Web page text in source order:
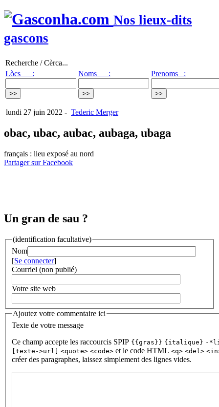
Nos lieux-dits
gascons
Recherche / Cèrca...
Lòcs :
Noms : Prenoms :
lundi 27 juin 2022 - Tederic Merger
obac, ubac, aubac, aubaga, ubaga
français : lieu exposé au nord
Partager sur Facebook
Un gran de sau ?
(identification facultative)
Nom
[Se connecter]
Courriel (non publié)
Votre site web
Ajoutez votre commentaire ici
Texte de votre message
Ce champ accepte les raccourcis SPIP {{gras}} {italique} -
[texte->url] <quote> <code> et le code HTML <q> <del>
créer des paragraphes, laissez simplement des lignes vides.